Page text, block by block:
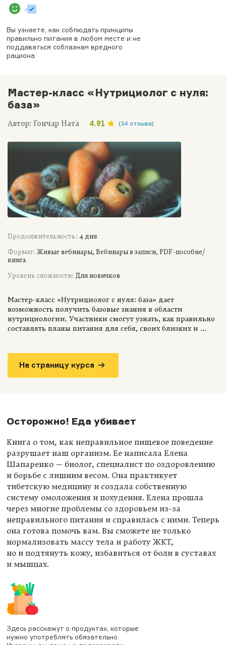
Вы узнаете, как соблюдать принципы
правильно питания в любом месте и не
поддаваться соблазнам вредного
рациона
Мастер-класс «Нутрициолог с нуля:
база»
Автор: Гончар Ната 4.91 (34 отзыва)
Продолжительность: 4 дня
Формат: Живые вебинары, Вебинары в записи, PDF-пособие/
книга
Уровень сложности: Для новичков
Мастер-класс «Нутрициолог с нуля: база» дает
возможность получить базовые знания в области
нутрициологии. Участники смогут узнать, как правильно
составлять планы питания для себя, своих близких и ...
На страницу курса
Осторожно! Еда убивает
Книга о том, как неправильное пищевое поведение
разрушает наш организм. Ее написала Елена
Шапаренко — биолог, специалист по оздоровлению
и борьбе с лишним весом. Она практикует
тибетскую медицину и создала собственную
систему омоложения и похудения. Елена прошла
через многие проблемы со здоровьем из-за
неправильного питания и справилась с ними. Теперь
она готова помочь вам. Вы сможете не только
нормализовать массу тела и работу ЖКТ,
но и подтянуть кожу, избавиться от боли в суставах
и мышцах.
Здесь расскажут о продуктах, которые
нужно употреблять обязательно.